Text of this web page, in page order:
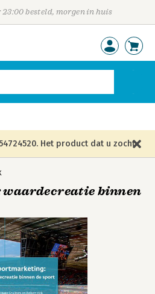
23:00 besteld, morgen in huis
Het product dat u zocht
en is vervangen door de
binnen